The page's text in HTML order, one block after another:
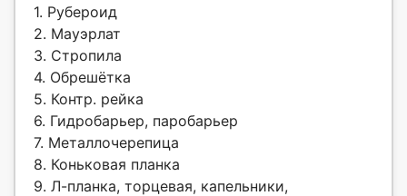
1. Рубероид
2. Мауэрлат
3. Стропила
4. Обрешётка
5. Контр. рейка
6. Гидробарьер, паробарьер
7. Металлочерепица
8. Коньковая планка
9. Л-планка, торцевая, капельники,